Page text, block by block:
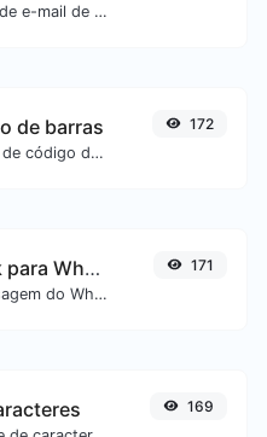
Extraia endereços de e-mail de qualquer tipo de conteúdo textual.
de barras
Envie uma imagem de código de barras e extraia os dados contidos nela.
172
Gerador de link para WhatsApp
Gere links de mensagem do WhatsApp com facilidade.
171
169